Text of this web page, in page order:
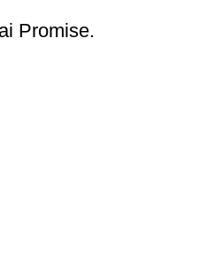
Promise.